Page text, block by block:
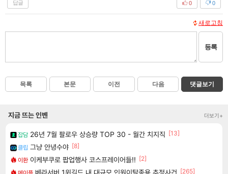
답글 0
0
새로고침
등록
목록 본문 이전 다음 댓글보기
지금 뜨는 인벤 더보기+
잡담 26년 7월 팔로우 상승량 TOP 30 - 월간 치지직 [13]
클립 그냥 안녕수야 [8]
이환 이케부쿠로 팝업행사 코스프레이어들!! [2]
베라서버 1위길드 내 대규모 인원이탈종용 추정사건 [265]